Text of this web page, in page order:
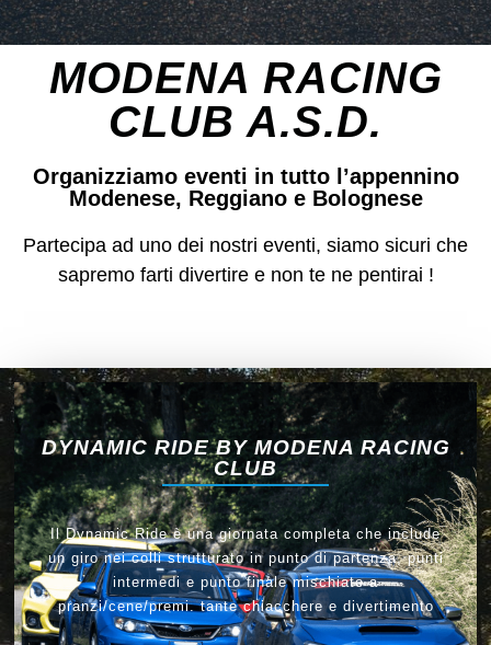
MODENA RACING
CLUB A.S.D.
Organizziamo eventi in tutto l’appennino
Modenese, Reggiano e Bolognese
Partecipa ad uno dei nostri eventi, siamo sicuri che
sapremo farti divertire e non te ne pentirai !
DYNAMIC RIDE BY MODENA RACING
CLUB
Il Dynamic Ride è una giornata completa che include
un giro nei colli strutturato in punto di partenza, punti
intermedi e punto finale mischiato a
pranzi/cene/premi. tante chiacchere e divertimento